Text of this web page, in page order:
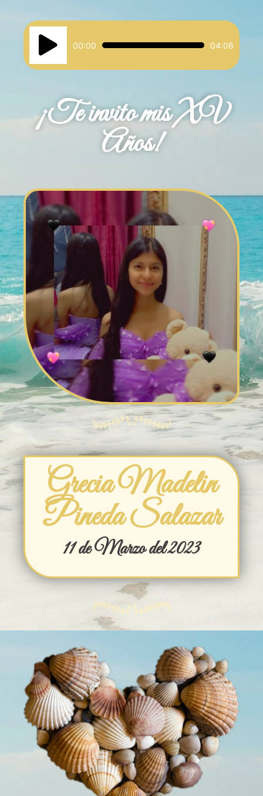
Reproductor
audio
00:00 04:06
¡Te invito mis XV
Años!
Grecia Madelin
Pineda Salazar
11 de Marzo del 2023